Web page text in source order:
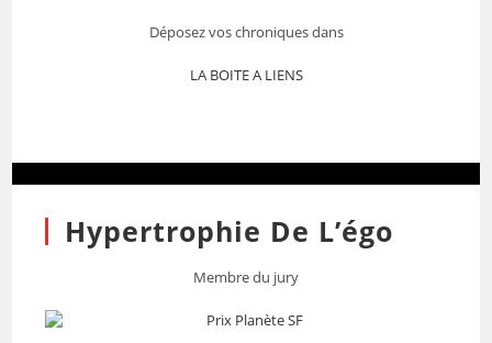
Déposez vos chroniques dans
LA BOITE A LIENS
Hypertrophie De L’égo
Membre du jury